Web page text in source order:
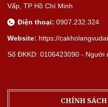
Vấp, TP Hồ Chí Minh
Điện thoại: 0907.232.324
Website: https://
Số ĐKKD: 0106423090 - Người
CHÍNH